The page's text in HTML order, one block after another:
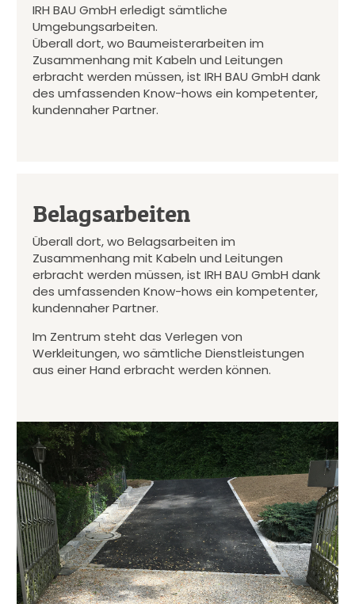
IRH BAU GmbH erledigt sämtliche
Umgebungsarbeiten.
Überall dort, wo Baumeisterarbeiten im
Zusammenhang mit Kabeln und Leitungen
erbracht werden müssen, ist IRH BAU GmbH dank
des umfassenden Know-hows ein kompetenter,
kundennaher Partner.
Belagsarbeiten
Überall dort, wo Belagsarbeiten im
Zusammenhang mit Kabeln und Leitungen
erbracht werden müssen, ist IRH BAU GmbH dank
des umfassenden Know-hows ein kompetenter,
kundennaher Partner.
Im Zentrum steht das Verlegen von
Werkleitungen, wo sämtliche Dienstleistungen
aus einer Hand erbracht werden können.